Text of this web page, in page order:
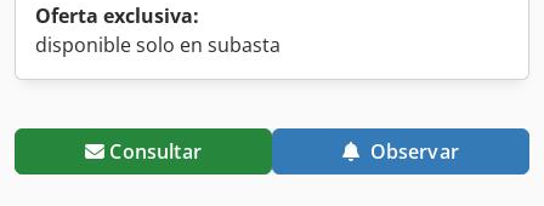
Oferta exclusiva:
disponible solo en subasta
Consultar Observar